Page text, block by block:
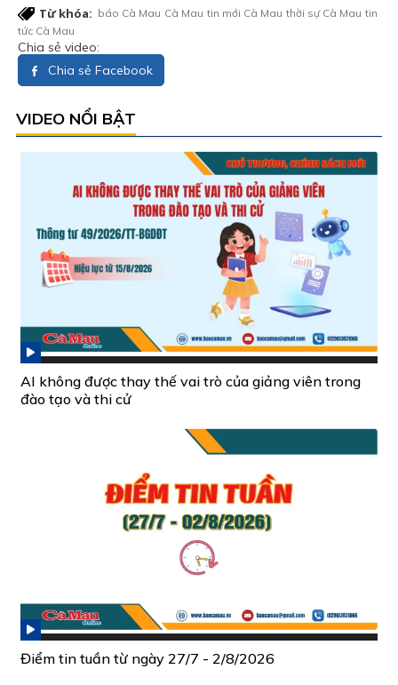
Từ khóa: báo Cà Mau Cà Mau tin mới Cà Mau thời sự Cà Mau tin
tức Cà Mau
Chia sẻ video:
Chia sẻ Facebook
VIDEO NỔI BẬT
AI không được thay thế vai trò của giảng viên trong
đào tạo và thi cử
Điểm tin tuần từ ngày 27/7 - 2/8/2026